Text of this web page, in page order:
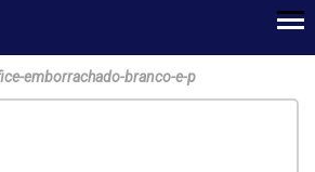
emborrachado-branco-e-p